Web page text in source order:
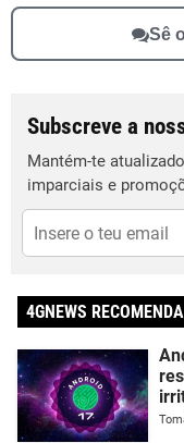
Sê
Subscreve a
Mantém-te
imparciais e
4GNEWS RECOMENDA